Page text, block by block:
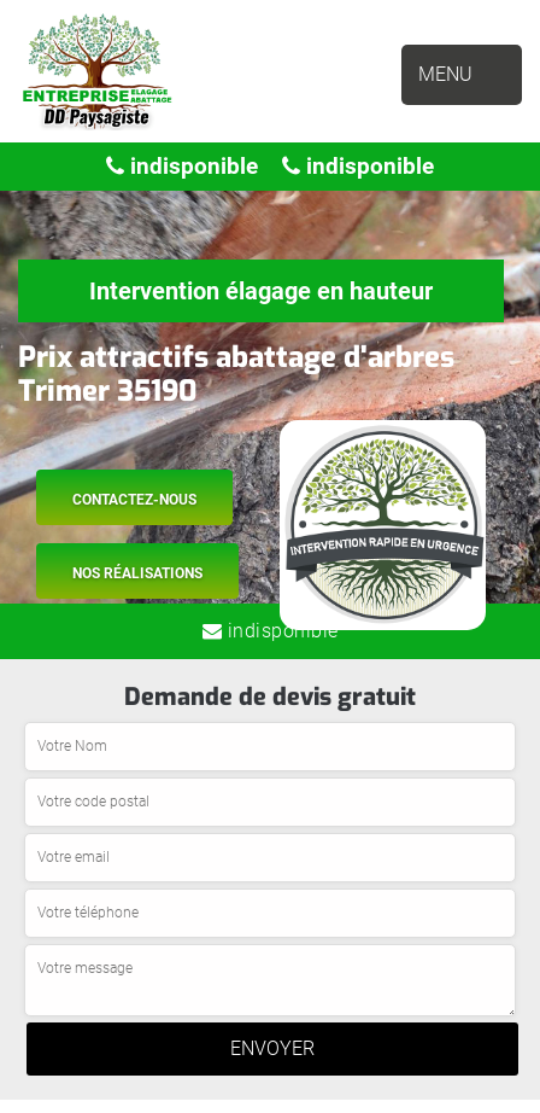
MENU
indisponible indisponible
Intervention élagage en hauteur
Prix attractifs abattage d'arbres
Trimer 35190
CONTACTEZ-NOUS
NOS RÉALISATIONS
indisponible
Demande de devis gratuit